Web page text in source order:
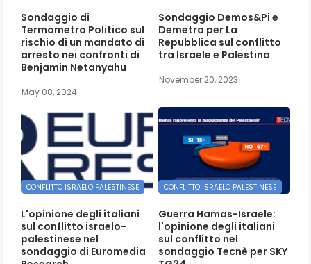
Sondaggio di
Termometro Politico sul
rischio di un mandato di
arresto nei confronti di
Benjamin Netanyahu
May 08, 2024
Sondaggio Demos&Pi e
Demetra per La
Repubblica sul conflitto
tra Israele e Palestina
November 20, 2023
CONFLITTO ISRAELO PALESTINESE
L'opinione degli italiani
sul conflitto israelo-
palestinese nel
sondaggio di Euromedia
CONFLITTO ISRAELO PALESTINESE
Guerra Hamas-Israele:
l'opinione degli italiani
sul conflitto nel
sondaggio Tecnè per SKY